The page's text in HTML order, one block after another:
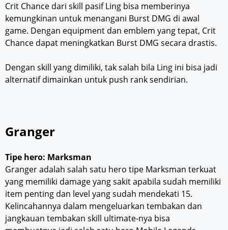
Crit Chance dari skill pasif Ling bisa memberinya
kemungkinan untuk menangani Burst DMG di awal
game. Dengan equipment dan emblem yang tepat, Crit
Chance dapat meningkatkan Burst DMG secara drastis.
Dengan skill yang dimiliki, tak salah bila Ling ini bisa jadi
alternatif dimainkan untuk push rank sendirian.
Granger
Tipe hero: Marksman
Granger adalah salah satu hero tipe Marksman terkuat
yang memiliki damage yang sakit apabila sudah memiliki
item penting dan level yang sudah mendekati 15.
Kelincahannya dalam mengeluarkan tembakan dan
jangkauan tembakan skill ultimate-nya bisa